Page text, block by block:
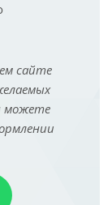
сайте
можете